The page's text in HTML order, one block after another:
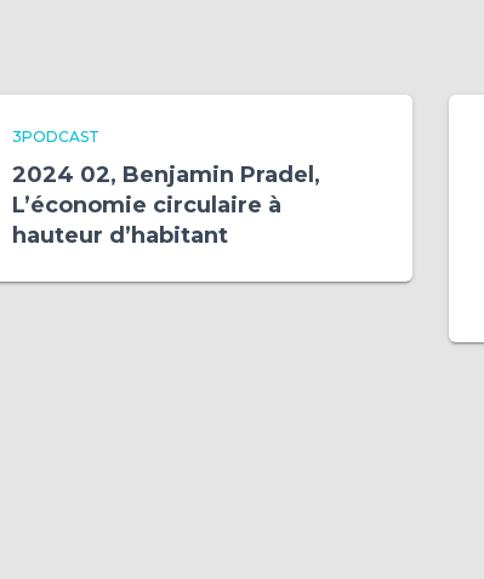
3PODCAST
2024 02, Benjamin Pradel,
L’économie circulaire à
hauteur d’habitant